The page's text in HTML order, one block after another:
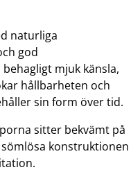
naturliga
god
mjuk känsla,
hållbarheten och
sin form över tid.
sitter bekvämt på
konstruktionen